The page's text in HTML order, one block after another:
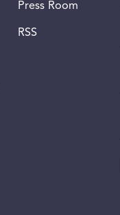
Press Room
RSS